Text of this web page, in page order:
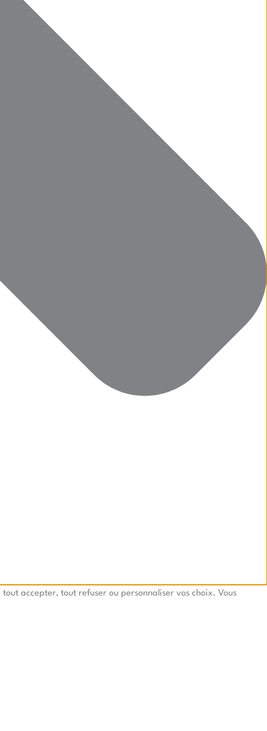
accepter, tout refuser ou personnaliser vos choix. Vous